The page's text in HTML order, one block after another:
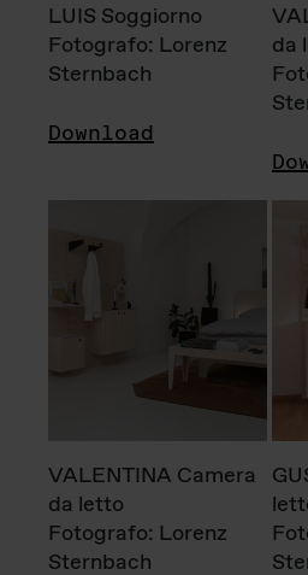
LUIS Soggiorno
Fotografo: Lorenz
Sternbach
Download
da
VALENTINA Camera
da letto
Fotografo: Lorenz
Sternbach